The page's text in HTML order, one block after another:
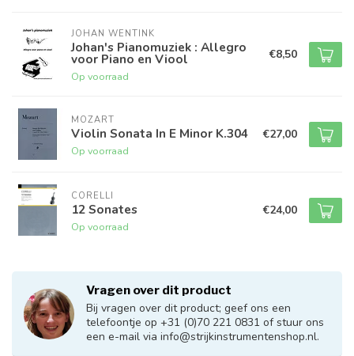
JOHAN WENTINK
Johan's Pianomuziek : Allegro
voor Piano en Viool
Op voorraad
€8,50
MOZART
Violin Sonata In E Minor K.304
Op voorraad
€27,00
CORELLI
12 Sonates
Op voorraad
€24,00
Vragen over dit product
Bij vragen over dit product; geef ons een
telefoontje op +31 (0)70 221 0831 of stuur ons
een e-mail via info@strijkinstrumentenshop.nl.